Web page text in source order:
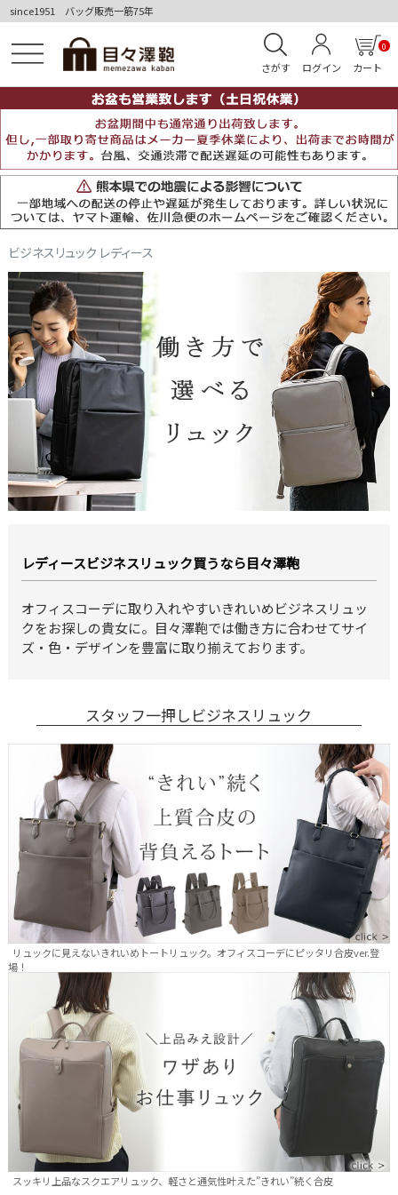
since1951 バッグ販売一筋75年
さがす ログイン カート
0
ビジネスリュック レディース
レディースビジネスリュック買うなら目々澤鞄
オフィスコーデに取り入れやすいきれいめビジネスリュッ
クをお探しの貴女に。目々澤鞄では働き方に合わせてサイ
ズ・色・デザインを豊富に取り揃えております。
スタッフ一押しビジネスリュック
リュックに見えないきれいめトートリュック。オフィスコーデにピッタリ合皮ver.登
場！
スッキリ上品なスクエアリュック、軽さと通気性叶えた”きれい”続く合皮